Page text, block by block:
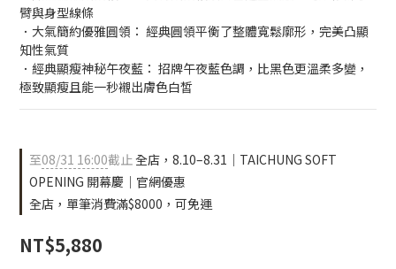
臂與身型線條
．大氣簡約優雅圓領： 經典圓領平衡了整體寬鬆廓形，完美凸顯
知性氣質
．經典顯瘦神秘午夜藍： 招牌午夜藍色調，比黑色更溫柔多變，
極致顯瘦且能一秒襯出膚色白皙
至08/31 16:00截止全店，8.10–8.31｜TAICHUNG SOFT
OPENING 開幕慶｜官網優惠
全店，單筆消費滿$8000，可免運
NT$5,880